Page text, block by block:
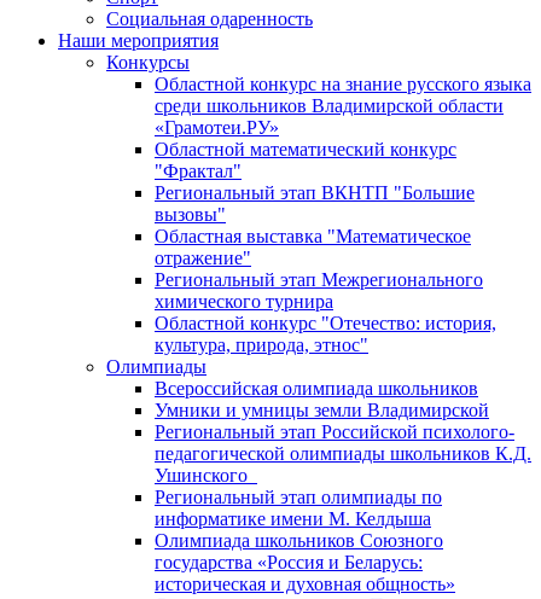
Социальная одаренность
Наши мероприятия
Конкурсы
Областной конкурс на знание русского языка
среди школьников Владимирской области
«Грамотеи.РУ»
Областной математический конкурс
"Фрактал"
Региональный этап ВКНТП "Большие
вызовы"
Областная выставка "Математическое
отражение"
Региональный этап Межрегионального
химического турнира
Областной конкурс "Отечество: история,
культура, природа, этнос"
Олимпиады
Всероссийская олимпиада школьников
Умники и умницы земли Владимирской
Региональный этап Российской психолого-
педагогической олимпиады школьников К.Д.
Ушинского
Региональный этап олимпиады по
информатике имени М. Келдыша
Олимпиада школьников Союзного
государства «Россия и Беларусь:
историческая и духовная общность»